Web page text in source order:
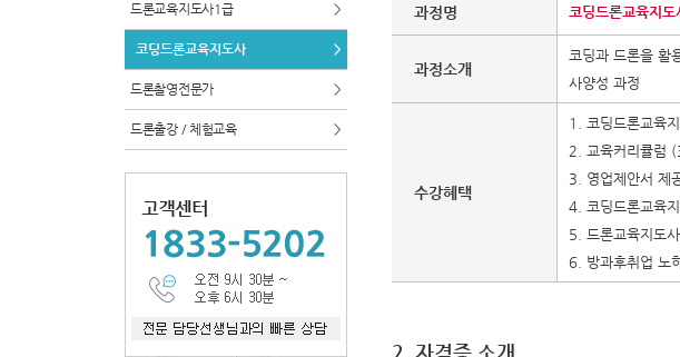
드론교육지도사1급 >
코딩드론교육지도사 >
드론촬영전문가 >
드론출강 / 체험교육 >
과정명 코딩드론교육지도
과정소개
코딩과 드론을 활
사양성 과정
수강혜택
1. 코딩드론교육
2. 교육커리큘럼
3. 영업제안서 제
4. 코딩드론교육
5. 드론교육지도
6. 방과후취업 노
2. 자격증 소개